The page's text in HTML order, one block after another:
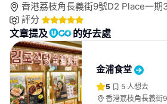
香港荔枝角長義街9號D2 Place一
評分
文章提及 的好去處
金浦食堂
5 5 人想去
香港荔枝角長義街